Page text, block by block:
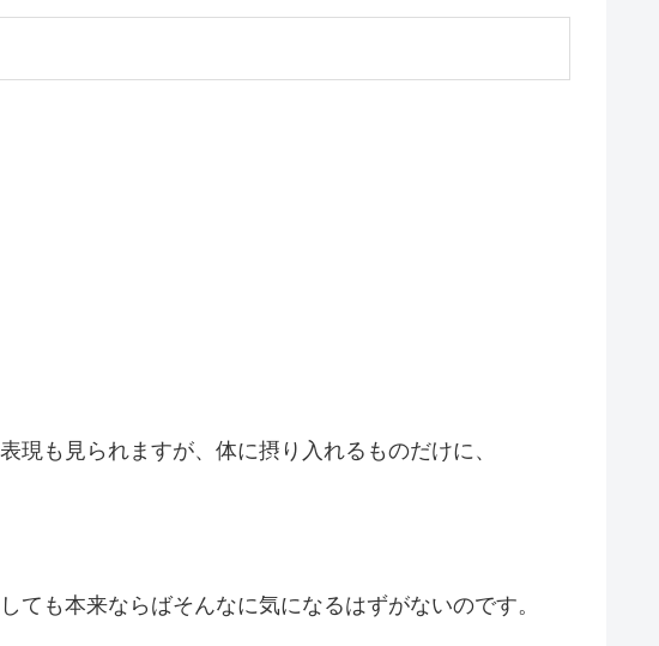
現も見られますが、体に摂り入れるものだけに、
も本来ならばそんなに気になるはずがないのです。